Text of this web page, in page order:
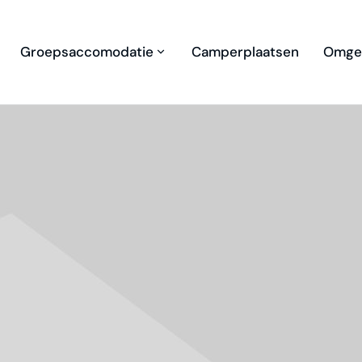
Groepsaccomodatie Camperplaatsen